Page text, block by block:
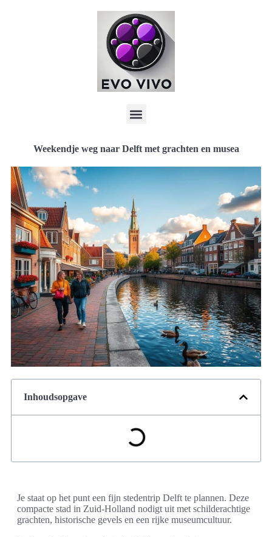
Weekendje weg naar Delft met grachten en musea
Inhoudsopgave
Je staat op het punt een fijn stedentrip Delft te plannen. Deze
compacte stad in Zuid-Holland nodigt uit met schilderachtige
grachten, historische gevels en een rijke museumcultuur.